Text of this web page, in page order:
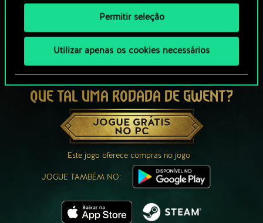
Permitir seleção
Utilizar apenas os cookies necessários
QUE TAL UMA RODADA DE GWENT?
JOGUE GRÁTIS
NO PC
Este jogo oferece compras no jogo
JOGUE TAMBÉM NO: